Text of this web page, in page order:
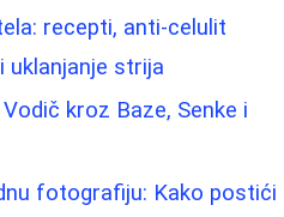
recepti, anti-celulit
uklanjanje strija
kroz Baze, Senke i
fotografiju: Kako postići